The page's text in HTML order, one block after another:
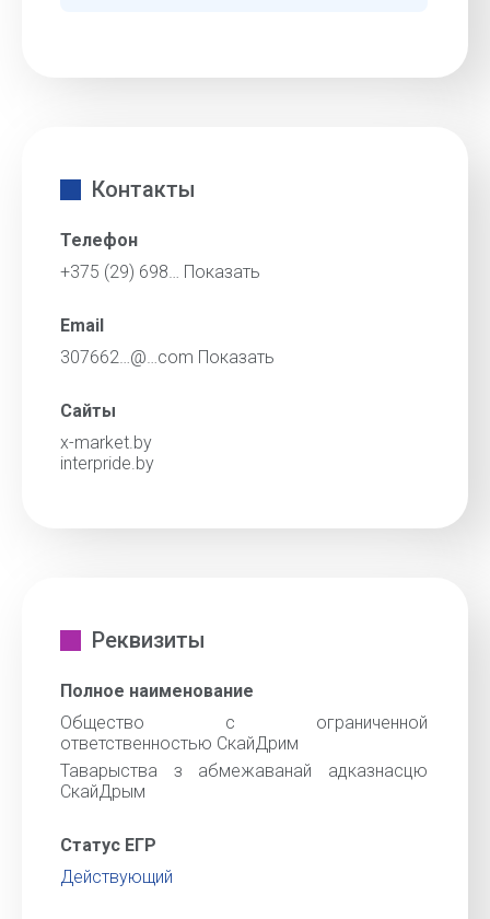
Контакты
Телефон
+375 (29) 698… Показать
Email
307662…@…com Показать
Сайты
x-market.by
interpride.by
Реквизиты
Полное наименование
Общество с ограниченной
ответственностью СкайДрим
Таварыства з абмежаванай адказнасцю
СкайДрым
Статус ЕГР
Действующий